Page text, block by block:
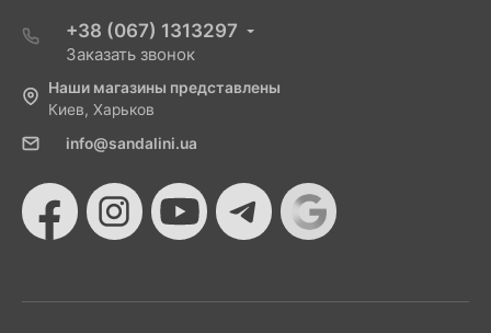
+38 (067) 1313297
Заказать звонок
Наши магазины представлены
Киев, Харьков
info@sandalini.ua